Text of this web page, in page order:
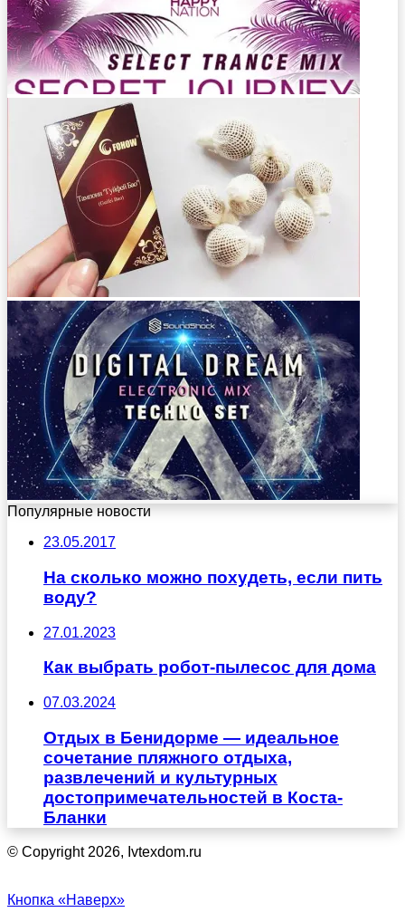
Популярные новости
23.05.2017
На сколько можно похудеть, если пить
воду?
27.01.2023
Как выбрать робот-пылесос для дома
07.03.2024
Отдых в Бенидорме — идеальное
сочетание пляжного отдыха,
развлечений и культурных
достопримечательностей в Коста-
Бланки
© Copyright 2026, Ivtexdom.ru
Кнопка «Наверх»